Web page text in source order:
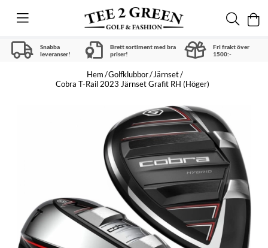
Snabba
leveranser!
Brett sortiment med bra
priser!
Fri frakt över
1500:-
Hem Golfklubbor
Järnset
Cobra T-Rail 2023 Järnset Grafit RH (Höger)